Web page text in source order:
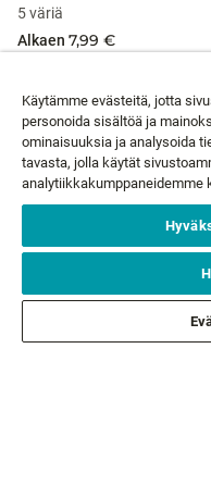
5 väriä
Alkaen 7,99 €
Käytämme evästeitä, jotta
personoida sisältöä ja
ominaisuuksia ja analysoida
tavasta, jolla käytät
analytiikkakumppaneidemme